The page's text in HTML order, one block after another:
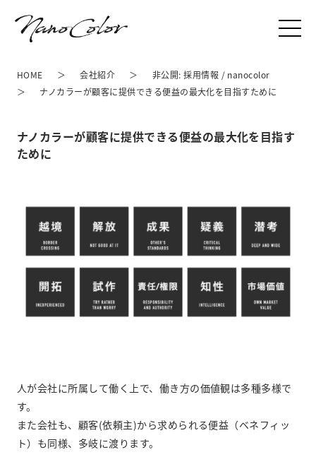
ナノカラーが顧客に提供できる便益の最大化を目指す
ために
HOME 会社紹介
非公開: 採用情報 / nanocolor
ナノカラーが顧客に提供できる便益の最大化を目指すために
人が会社に所属して働く上で、働き方の価値観は多種多様で
す。
また会社も、顧客(依頼主)から求められる便益（ベネフィッ
ト）も同様、多岐に渡ります。